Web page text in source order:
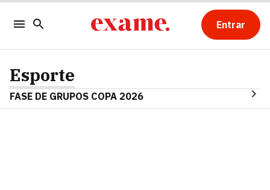
Entrar
Esporte
FASE DE GRUPOS COPA 2026